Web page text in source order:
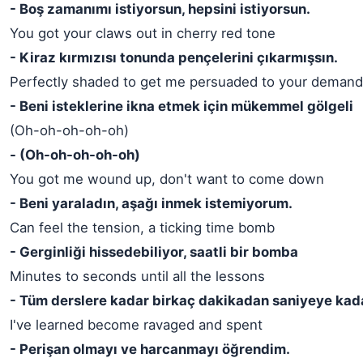
- Boş zamanımı istiyorsun, hepsini istiyorsun.
You got your claws out in cherry red tone
- Kiraz kırmızısı tonunda pençelerini çıkarmışsın.
Perfectly shaded to get me persuaded to your
- Beni isteklerine ikna etmek için mükemmel gölgeli
(Oh-oh-oh-oh-oh)
- (Oh-oh-oh-oh-oh)
You got me wound up, don't want to come down
- Beni yaraladın, aşağı inmek istemiyorum.
Can feel the tension, a ticking time bomb
- Gerginliği hissedebiliyor, saatli bir bomba
Minutes to seconds until all the lessons
- Tüm derslere kadar birkaç dakikadan saniyeye
I've learned become ravaged and spent
- Perişan olmayı ve harcanmayı öğrendim.